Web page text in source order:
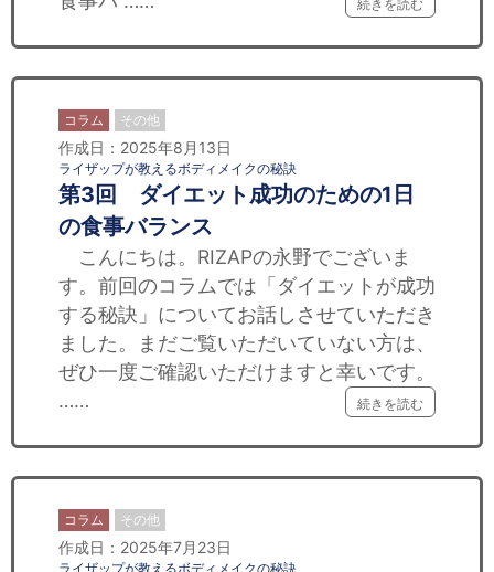
続きを読む
コラム その他
作成日：2025年8月13日
ライザップが教えるボディメイクの秘訣
第3回 ダイエット成功のための1日
の食事バランス
こんにちは。RIZAPの永野でございま
す。前回のコラムでは「ダイエットが成功
する秘訣」についてお話しさせていただき
ました。まだご覧いただいていない方は、
ぜひ一度ご確認いただけますと幸いです。
……
続きを読む
コラム その他
作成日：2025年7月23日
ライザップが教えるボディメイクの秘訣